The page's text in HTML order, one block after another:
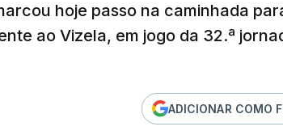
hoje passo na caminhada
ao Vizela, em jogo da 32.ª
ADICIONAR COMO